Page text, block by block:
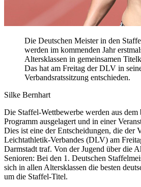
Die Deutschen Meister in den
werden im kommenden Jahr
Altersklassen in gemeinsamen
Das hat am Freitag der DLV in
Verbandsratssitzung entschieden.
Silke Bernhart
Die Staffel-Wettbewerbe werden aus
Programm ausgelagert und in einer
Dies ist eine der Entscheidungen, die der
Leichtathletik-Verbandes (DLV) am
Darmstadt traf. Von der Jugend über die
Senioren: Bei den 1. Deutschen
sich in allen Altersklassen die besten
um die Staffel-Titel.